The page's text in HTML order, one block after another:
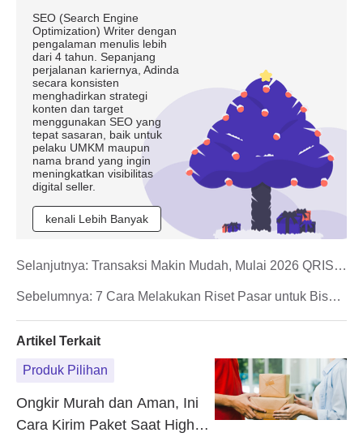
SEO (Search Engine
Optimization) Writer dengan
pengalaman menulis lebih
dari 4 tahun. Sepanjang
perjalanan kariernya, Adinda
secara konsisten
menghadirkan strategi
konten dan target
menggunakan SEO yang
tepat sasaran, baik untuk
pelaku UMKM maupun
nama brand yang ingin
meningkatkan visibilitas
digital seller.
kenali Lebih Banyak
Sebelumnya: 7 Cara Melakukan Riset Pasar untuk Bisnis
Selanjutnya: Transaksi Makin Mudah, Mulai 2026 QRIS
Artikel Terkait
Produk Pilihan
Ongkir Murah dan Aman, Ini
Cara Kirim Paket Saat High